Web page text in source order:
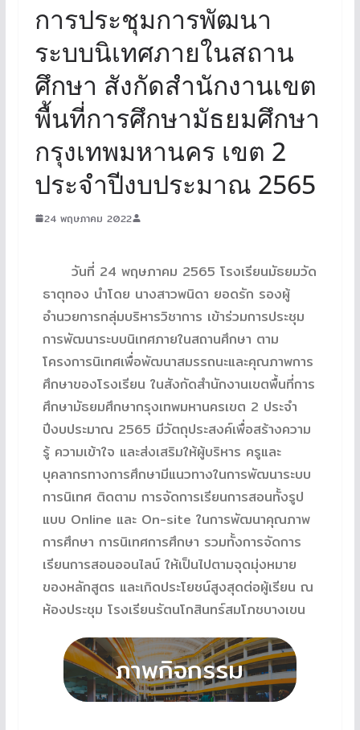
การประชุมการพัฒนา
ระบบนิเทศภายในสถาน
ศึกษา สังกัดสำนักงานเขต
พื้นที่การศึกษามัธยมศึกษา
กรุงเทพมหานคร เขต 2
ประจำปีงบประมาณ 2565
24 พฤษภาคม 2022
วันที่ 24 พฤษภาคม 2565 โรงเรียนมัธยมวัด
ธาตุทอง นำโดย นางสาวพนิดา ยอดรัก รองผู้
อำนวยการกลุ่มบริหารวิชาการ เข้าร่วมการประชุม
การพัฒนาระบบนิเทศภายในสถานศึกษา ตาม
โครงการนิเทศเพื่อพัฒนาสมรรถนะและคุณภาพการ
ศึกษาของโรงเรียน ในสังกัดสำนักงานเขตพื้นที่การ
ศึกษามัธยมศึกษากรุงเทพมหานครเขต 2 ประจำ
ปีงบประมาณ 2565 มีวัตถุประสงค์เพื่อสร้างความ
รู้ ความเข้าใจ และส่งเสริมให้ผู้บริหาร ครูและ
บุคลากรทางการศึกษามีแนวทางในการพัฒนาระบบ
การนิเทศ ติดตาม การจัดการเรียนการสอนทั้งรูป
แบบ Online และ On-site ในการพัฒนาคุณภาพ
การศึกษา การนิเทศการศึกษา รวมทั้งการจัดการ
เรียนการสอนออนไลน์ ให้เป็นไปตามจุดมุ่งหมาย
ของหลักสูตร และเกิดประโยชน์สูงสุดต่อผู้เรียน ณ
ห้องประชุม โรงเรียนรัตนโกสินทร์สมโภชบางเขน